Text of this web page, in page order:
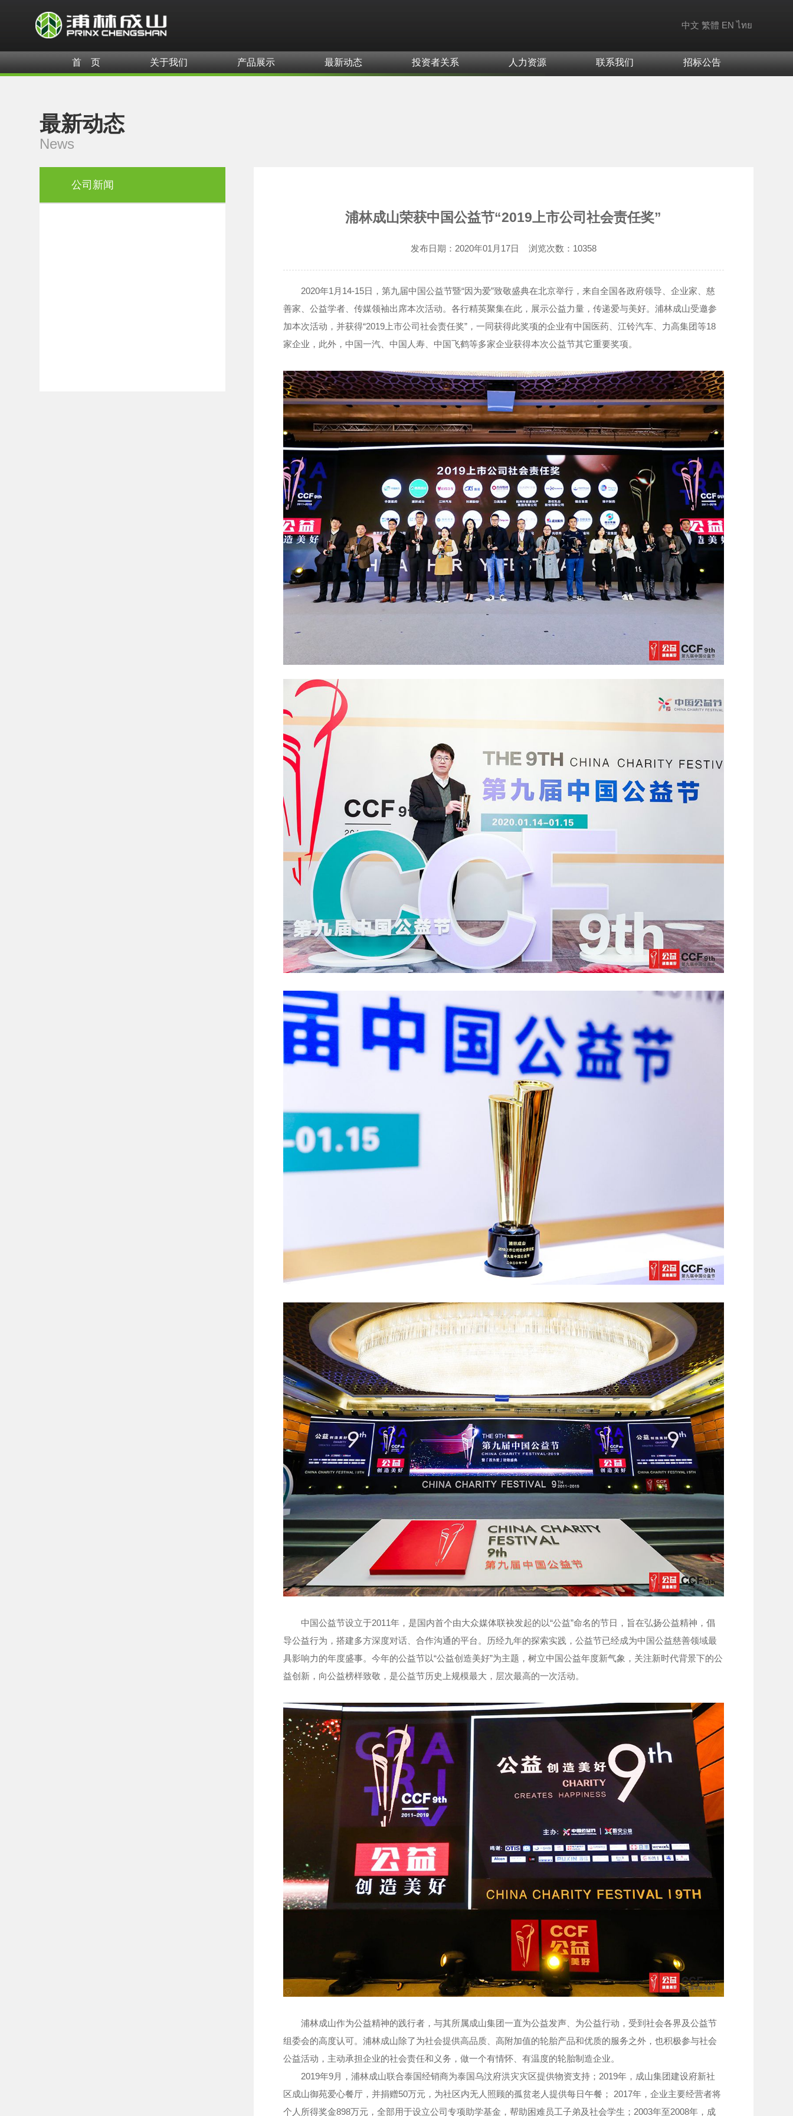
中文 繁體 EN ไทย
首 页 关于我们 产品展示 最新动态 投资者关系 人力资源 联系我们 招标公告
最新动态
News
公司新闻
浦林成山荣获中国公益节“2019上市公司社会责任奖”
发布日期： 2020年01月17日 浏览次数： 10358
2020年1月14-15日，第九届中国公益节暨“因为爱”致敬盛典在北京举行，来自全国各政府领导、企业家、慈
善家、公益学者、传媒领袖出席本次活动。各行精英聚集在此，展示公益力量，传递爱与美好。浦林成山受邀参
加本次活动，并获得“2019上市公司社会责任奖”，一同获得此奖项的企业有中国医药、江铃汽车、力高集团等18
家企业，此外，中国一汽、中国人寿、中国飞鹤等多家企业获得本次公益节其它重要奖项。
中国公益节设立于2011年，是国内首个由大众媒体联袂发起的以“公益”命名的节日，旨在弘扬公益精神，倡
导公益行为，搭建多方深度对话、合作沟通的平台。历经九年的探索实践，公益节已经成为中国公益慈善领域最
具影响力的年度盛事。今年的公益节以“公益创造美好”为主题，树立中国公益年度新气象，关注新时代背景下的公
益创新，向公益榜样致敬，是公益节历史上规模最大，层次最高的一次活动。
浦林成山作为公益精神的践行者，与其所属成山集团一直为公益发声、为公益行动，受到社会各界及公益节
组委会的高度认可。浦林成山除了为社会提供高品质、高附加值的轮胎产品和优质的服务之外，也积极参与社会
公益活动，主动承担企业的社会责任和义务，做一个有情怀、有温度的轮胎制造企业。
2019年9月，浦林成山联合泰国经销商为泰国乌汶府洪灾灾区提供物资支持；2019年，成山集团建设府新社
区成山御苑爱心餐厅，并捐赠50万元，为社区内无人照顾的孤贫老人提供每日午餐； 2017年，企业主要经营者将
个人所得奖金898万元，全部用于设立公司专项助学基金，帮助困难员工子弟及社会学生；2003年至2008年，成